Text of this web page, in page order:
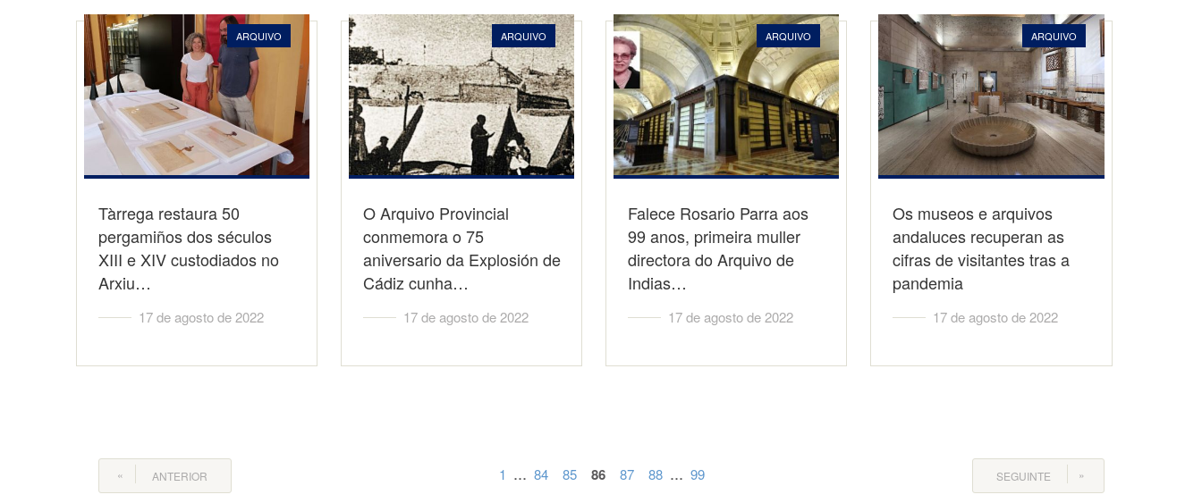
ARQUIVO
Tàrrega restaura 50
pergamiños dos séculos
XIII e XIV custodiados no
Arxiu…
17 de agosto de 2022
ARQUIVO
O Arquivo Provincial
conmemora o 75
aniversario da Explosión de
Cádiz cunha…
17 de agosto de 2022
ARQUIVO
Falece Rosario Parra aos
99 anos, primeira muller
directora do Arquivo de
Indias…
17 de agosto de 2022
ARQUIVO
Os museos e arquivos
andaluces recuperan as
cifras de visitantes tras a
pandemia
17 de agosto de 2022
ANTERIOR 1 ... 84 85 86 87 88 ... 99 SEGUINTE